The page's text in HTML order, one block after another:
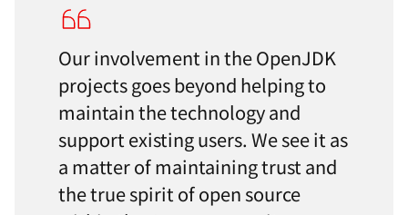
Our involvement in the OpenJDK
projects goes beyond helping to
maintain the technology and
support existing users. We see it as
a matter of maintaining trust and
the true spirit of open source